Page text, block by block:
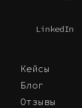
LinkedIn
Кейсы
Блог
Отзывы